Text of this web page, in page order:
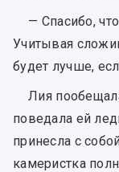
— Спасибо,
Учитывая
будет лучше,
Лия
поведала ей
принесла с
камеристка